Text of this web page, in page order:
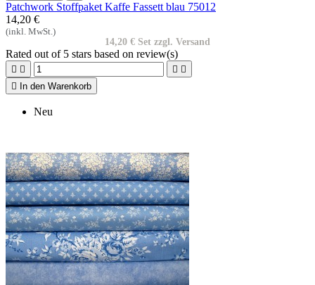
Patchwork Stoffpaket Kaffe Fassett blau 75012
14,20 €
(inkl. MwSt.)
14,20 € Set zzgl. Versand
Rated out of 5 stars based on review(s)
   

In den Warenkorb
Neu